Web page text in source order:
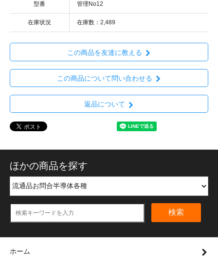
型番 管理No12
在庫状況 在庫数：2,489
この商品を友達に教える
この商品について問い合わせる
返品について
ほかの商品を探す
検索
ホーム